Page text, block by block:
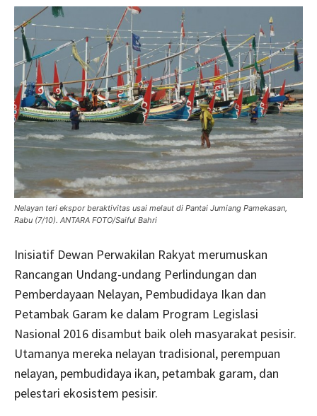
Nelayan teri ekspor beraktivitas usai melaut di Pantai Jumiang Pamekasan,
Rabu (7/10). ANTARA FOTO/Saiful Bahri
Inisiatif Dewan Perwakilan Rakyat merumuskan
Rancangan Undang-undang Perlindungan dan
Pemberdayaan Nelayan, Pembudidaya Ikan dan
Petambak Garam ke dalam Program Legislasi
Nasional 2016 disambut baik oleh masyarakat pesisir.
Utamanya mereka nelayan tradisional, perempuan
nelayan, pembudidaya ikan, petambak garam, dan
pelestari ekosistem pesisir.